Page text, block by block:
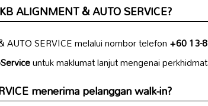
ALIGNMENT & AUTO SERVICE?
SERVICE melalui nombor telefon+60 13-
untuk maklumat lanjut mengenai
menerima pelanggan walk-in?